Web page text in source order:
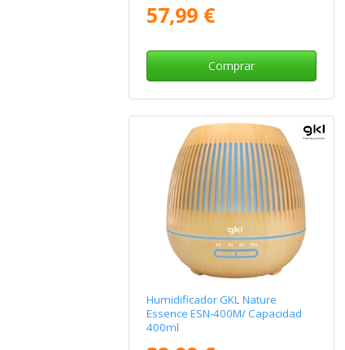
57,99 €
Comprar
Humidificador GKL Nature
Essence ESN-400M/ Capacidad
400ml